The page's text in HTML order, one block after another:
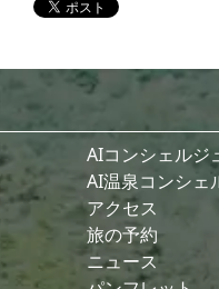
AIコンシェルジ
AI温泉コンシェ
アクセス
旅の予約
ニュース